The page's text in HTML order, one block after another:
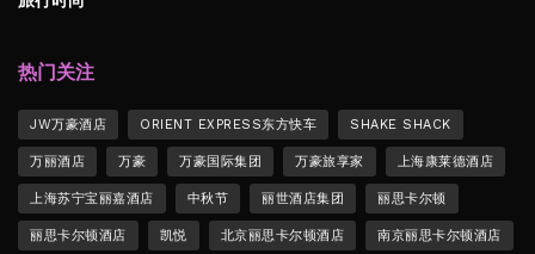
热门关注
JW万豪酒店 ORIENT EXPRESS东方快车 SHAKE SHACK
万丽酒店 万豪 万豪国际集团 万豪旅享家 上海康莱德酒店
上海苏宁宝丽嘉酒店 中秋节 丽世酒店集团 丽思卡尔顿
丽思卡尔顿酒店 凯悦 北京丽思卡尔顿酒店 南京丽思卡尔顿酒店